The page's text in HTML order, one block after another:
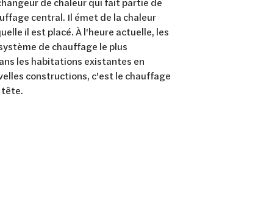
central. Il émet de la chaleur
il est placé. À l'heure actuelle, les
de chauffage le plus
les habitations existantes en
constructions, c'est le chauffage
tête.